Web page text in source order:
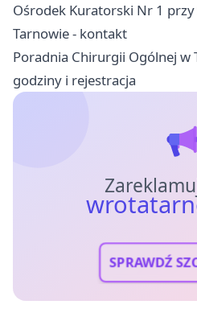
Ośrodek Kuratorski Nr 1
Tarnowie - kontakt
Poradnia Chirurgii Ogólnej w
godziny i rejestracja
SPRAWDŹ